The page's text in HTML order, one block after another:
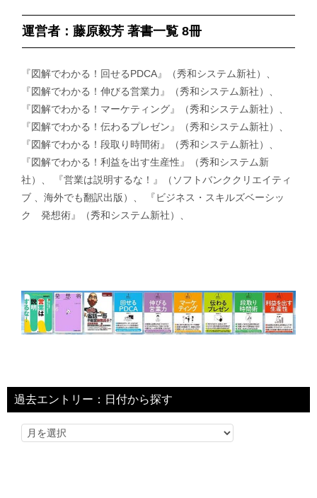
運営者：藤原毅芳 著書一覧 8冊
『図解でわかる！回せるPDCA』（秀和システム新社）、
『図解でわかる！伸びる営業力』（秀和システム新社）、
『図解でわかる！マーケティング』（秀和システム新社）、
『図解でわかる！伝わるプレゼン』（秀和システム新社）、
『図解でわかる！段取り時間術』（秀和システム新社）、
『図解でわかる！利益を出す生産性』（秀和システム新
社）、 『営業は説明するな！』（ソフトバンククリエイティ
ブ 、海外でも翻訳出版）、 『ビジネス・スキルズベーシッ
ク 発想術』（秀和システム新社）、
過去エントリー：日付から探す